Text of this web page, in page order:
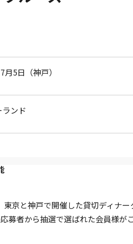
5日（神戸）
ンド
京と神戸で開催した貸切ディナー
募者から抽選で選ばれた会員様が